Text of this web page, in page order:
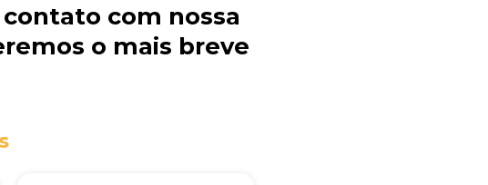
com nossa
o mais breve